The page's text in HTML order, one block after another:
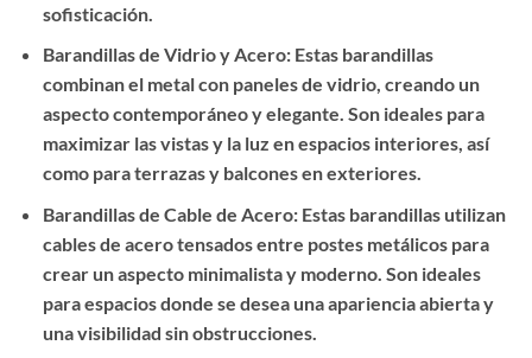
sofisticación.
Barandillas de Vidrio y Acero: Estas barandillas
combinan el metal con paneles de vidrio, creando un
aspecto contemporáneo y elegante. Son ideales para
maximizar las vistas y la luz en espacios interiores, así
como para terrazas y balcones en exteriores.
Barandillas de Cable de Acero: Estas barandillas utilizan
cables de acero tensados entre postes metálicos para
crear un aspecto minimalista y moderno. Son ideales
para espacios donde se desea una apariencia abierta y
una visibilidad sin obstrucciones.